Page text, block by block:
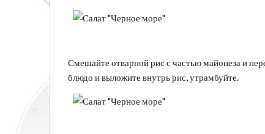
Смешайте отварной рис с частью майонеза и
блюдо и выложите внутрь рис, утрамбуйте.